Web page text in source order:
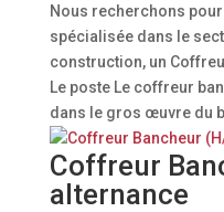
Nous recherchons
spécialisée dans le
construction, un
Le poste Le coffreur
dans le gros œuvre du
Coffreur
alternance